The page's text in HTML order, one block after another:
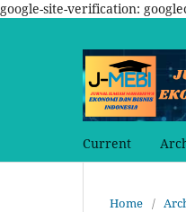
google-site-verification:
Current
Home /